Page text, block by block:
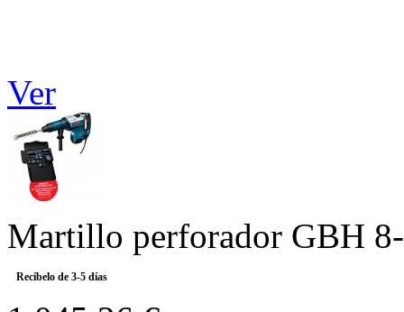
Ver
Martillo perforador GBH
Recíbelo de 3-5 días